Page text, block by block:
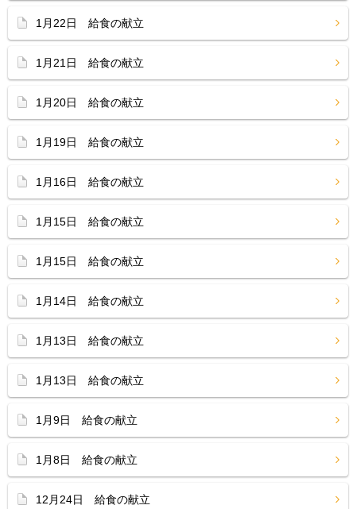
1月22日 給食の献立
1月21日 給食の献立
1月20日 給食の献立
1月19日 給食の献立
1月16日 給食の献立
1月15日 給食の献立
1月15日 給食の献立
1月14日 給食の献立
1月13日 給食の献立
1月13日 給食の献立
1月9日 給食の献立
1月8日 給食の献立
12月24日 給食の献立